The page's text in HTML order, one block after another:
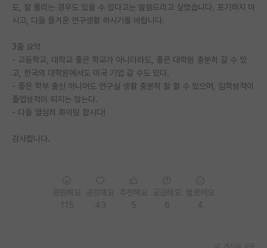
도, 잘 풀리는 경우도 있을 수 있다고는 말씀드리고 싶었습니다. 포기하지 마
시고, 다들 즐거운 연구생활 하시기를 바랍니다.
3줄 요약
- 고등학교, 대학교 좋은 학교가 아니더라도, 좋은 대학원 충분히 갈 수 있
고, 한국의 대학원에서도 미국 기업 갈 수도 있다.
- 좋은 학부 출신 아니어도 연구실 생활 충분히 잘 할 수 있으며, 입학성적이
졸업성적이 되지는 않는다.
- 다들 열심히 화이팅 합시다!
감사합니다.